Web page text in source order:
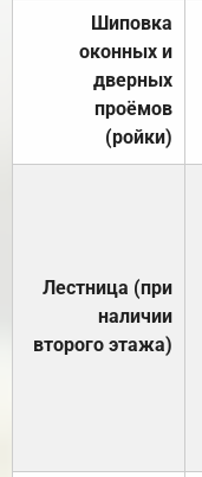
Шиповка
оконных и
дверных
проёмов
(ройки)
Лестница (при
наличии
второго этажа)